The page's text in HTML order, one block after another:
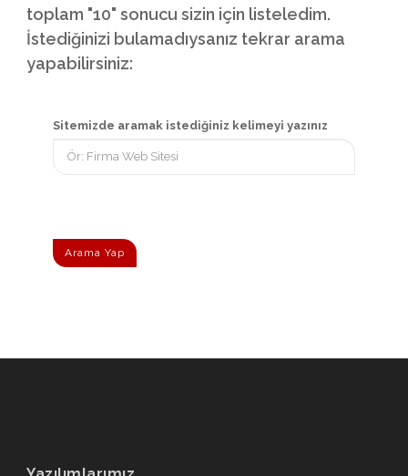
toplam "10" sonucu sizin için listeledim.
İstediğinizi bulamadıysanız tekrar arama
yapabilirsiniz:
Sitemizde aramak istediğiniz kelimeyi yazınız
Arama Yap